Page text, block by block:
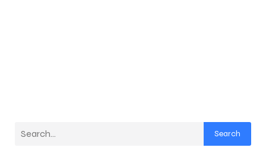
Search